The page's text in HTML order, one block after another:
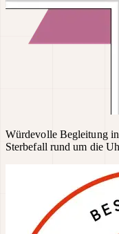
Würdevolle Begleitung
Sterbefall rund um die